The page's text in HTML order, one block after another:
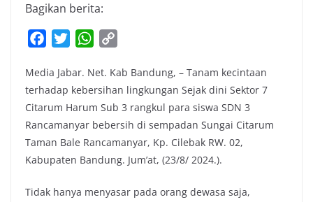
Bagikan berita:
c
e
b
o
o
k
i
t
t
e
r
W
a
t
s
A
p
p
p
y
L
i
n
k
Media Jabar. Net. Kab Bandung, – Tanam kecintaan
terhadap kebersihan lingkungan Sejak dini Sektor 7
Citarum Harum Sub 3 rangkul para siswa SDN 3
Rancamanyar bebersih di sempadan Sungai Citarum
Taman Bale Rancamanyar, Kp. Cilebak RW. 02,
Kabupaten Bandung. Jum’at, (23/8/ 2024.).
Tidak hanya menyasar pada orang dewasa saja,